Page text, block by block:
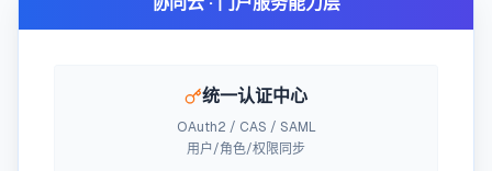
统一认证中心
OAuth2 / CAS / SAML
用户/角色/权限同步